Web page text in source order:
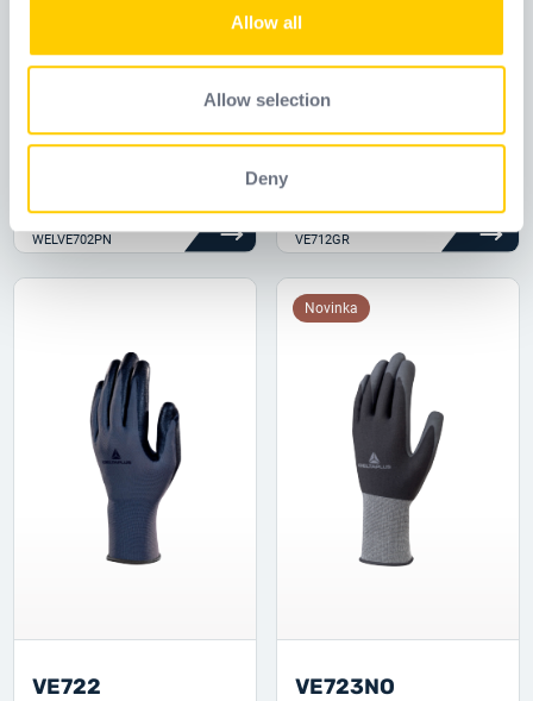
our social media, advertising and analytics partners who
may combine it with other information that you’ve
provided to them or that they’ve collected from your use
Allow all
Allow selection
Deny
WELVE702PN
VE712GR
VE722
Novinka
VE723NO